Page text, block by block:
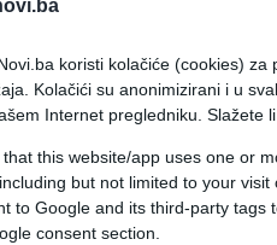
koristi kolačiće (cookies)
Kolačići su anonimizirani i u
Internet pregledniku. Slažete
that this website/app uses one or
but not limited to your
to Google and its third-party
consent section.
sječka postavljaju
Na vrh se
centimetara.